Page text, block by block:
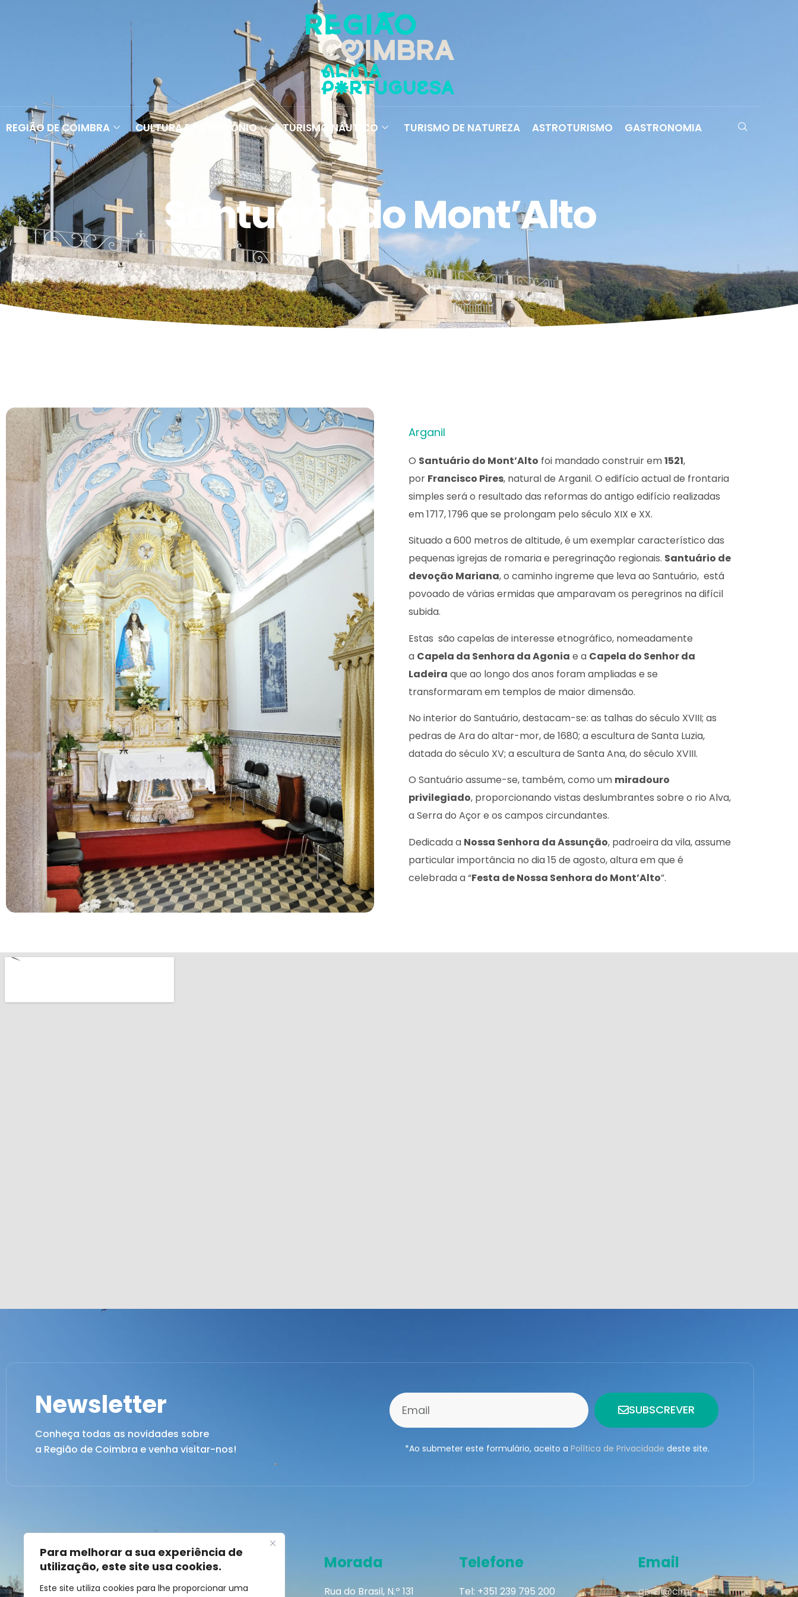
Para melhorar a sua experiência de
utilização, este site usa cookies.
Este site utiliza cookies para lhe proporcionar uma
REGIÃO DE COIMBRA CULTURA E PATRIMÓNIO TURISMO NÁUTICO TURISMO DE NATUREZA ASTROTURISMO GASTRONOMIA
Santuário do Mont’Alto
Arganil
O Santuário do Mont’Alto foi mandado construir em1521,
por Francisco Pires, natural de Arganil. O edifício actual de frontaria
simples será o resultado das reformas do antigo edifício realizadas
em 1717, 1796 que se prolongam pelo século XIX e XX.
Situado a 600 metros de altitude, é um exemplar característico das
pequenas igrejas de romaria e peregrinação regionais. Santuário de
devoção Mariana, o caminho ingreme que leva ao Santuário, está
povoado de várias ermidas que amparavam os peregrinos na difícil
subida.
Estas são capelas de interesse etnográfico, nomeadamente
a Capela da Senhora da Agonia e a Capela do Senhor da
Ladeira que ao longo dos anos foram ampliadas e se
transformaram em templos de maior dimensão.
No interior do Santuário, destacam-se: as talhas do século XVIII; as
pedras de Ara do altar-mor, de 1680; a escultura de Santa Luzia,
datada do século XV; a escultura de Santa Ana, do século XVIII.
O Santuário assume-se, também, como um miradouro
privilegiado, proporcionando vistas deslumbrantes sobre o rio Alva,
a Serra do Açor e os campos circundantes.
Dedicada a Nossa Senhora da Assunção, padroeira da vila, assume
particular importância no dia 15 de agosto, altura em que é
celebrada a “Festa de Nossa Senhora do Mont’Alto”.
Newsletter
Conheça todas as novidades sobre
a Região de Coimbra e venha visitar-nos!
SUBSCREVER
*Ao submeter este formulário, aceito a Política de Privacidade deste site.
Morada
Rua do Brasil, N.º 131
Telefone
Tel: +351 239 795 200
Email
geral@cim-